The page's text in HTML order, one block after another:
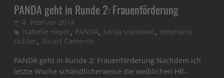
PANDA geht in Runde 2: Frauenförderung
4. Februar 2014
Isabelle Hoyer, PANDA, sanja stankovic, stephanie
richter, Stuart Cameron
PANDA geht in Runde 2: Frauenförderung Nachdem ich
letzte Woche schändlicherweise die weiblichen HR-